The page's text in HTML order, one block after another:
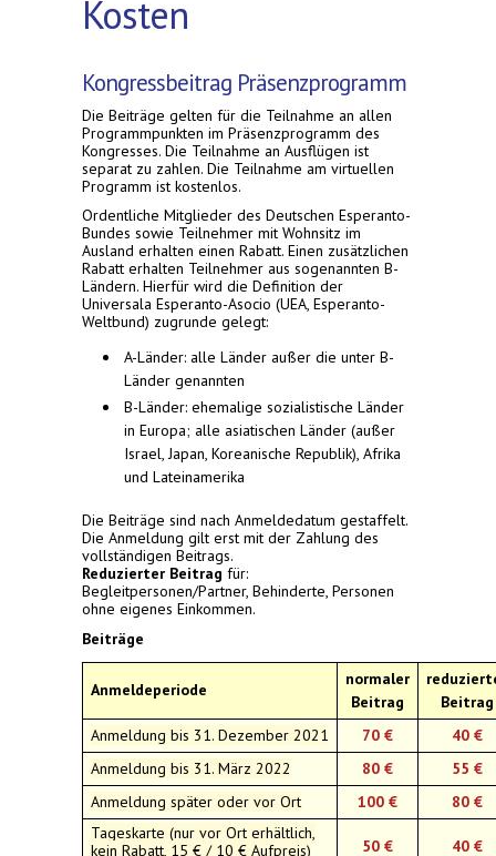
Kosten
Kongressbeitrag Präsenzprogramm
Die Beiträge gelten für die Teilnahme an allen
Programmpunkten im Präsenzprogramm des
Kongresses. Die Teilnahme an Ausflügen ist
separat zu zahlen. Die Teilnahme am virtuellen
Programm ist kostenlos.
Ordentliche Mitglieder des Deutschen Esperanto-
Bundes sowie Teilnehmer mit Wohnsitz im
Ausland erhalten einen Rabatt. Einen zusätzlichen
Rabatt erhalten Teilnehmer aus sogenannten B-
Ländern. Hierfür wird die Definition der
Universala Esperanto-Asocio (UEA, Esperanto-
Weltbund) zugrunde gelegt:
A-Länder: alle Länder außer die unter B-
Länder genannten
B-Länder: ehemalige sozialistische Länder
in Europa; alle asiatischen Länder (außer
Israel, Japan, Koreanische Republik), Afrika
und Lateinamerika
Die Beiträge sind nach Anmeldedatum gestaffelt.
Die Anmeldung gilt erst mit der Zahlung des
vollständigen Beitrags.
Reduzierter Beitrag für:
Begleitpersonen/Partner, Behinderte, Personen
ohne eigenes Einkommen.
Beiträge
Anmeldeperiode
normaler
Beitrag
Beitrag
Anmeldung bis 31. Dezember 2021
70 €
40 €
Anmeldung bis 31. März 2022
80 €
55 €
Anmeldung später oder vor Ort
100 €
80 €
Tageskarte (nur vor Ort erhältlich,
kein Rabatt, 15 € / 10 € Aufpreis)
50 € 40 €